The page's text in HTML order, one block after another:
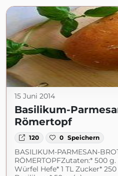
15 Juni 2014
Basilikum-
Römertopf
120 0 Speichern
BASILIKUM-PARMESAN-
RÖMERTOPFZutaten:* 500
Würfel Hefe* 1 TL Zucker*